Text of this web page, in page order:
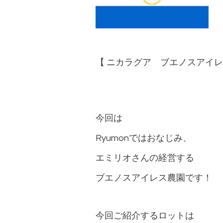
【 ニカラグア ブエノスアイ
今回は
Ryumonではおなじみ、
エミリオさんの経営する
ブエノスアイレス農園 です！
今回ご紹介するロットは